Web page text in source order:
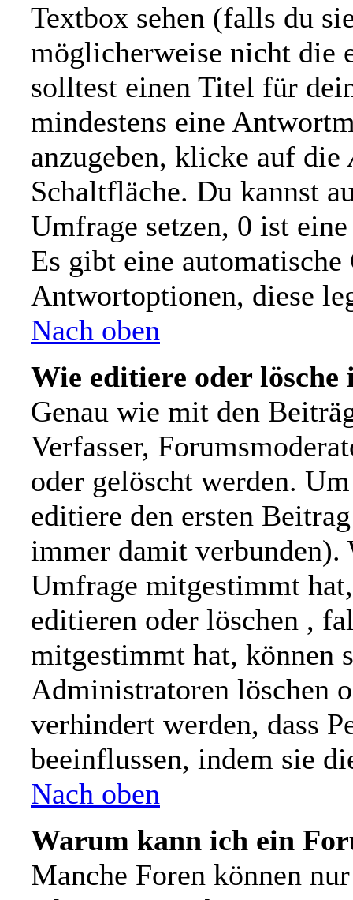
Textbox sehen (falls du
möglicherweise nicht die
solltest einen Titel für
mindestens eine
anzugeben, klicke auf die
Schaltfläche. Du kannst
Umfrage setzen, 0 ist
Es gibt eine
Antwortoptionen, diese
Nach oben
Wie editiere oder lösche
Genau wie mit den
Verfasser,
oder gelöscht werden.
editiere den ersten
immer damit verbunden).
Umfrage mitgestimmt
editieren oder löschen ,
mitgestimmt hat, können
Administratoren löschen
verhindert werden, dass
beeinflussen, indem sie
Nach oben
Warum kann ich ein
Manche Foren können